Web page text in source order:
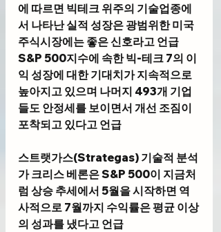
에 따르면 빅테크 위주의 기술업종에
서 나타난 실적 성장은 광범위한 미국
주식시장에는 좋은 신호라고 언급
S&P 500지수에 속한 빅-테크 7의 이
익 성장에 대한 기대치가 지속적으로
높아지고 있으며 나머지 493개 기업
들도 안정세를 보이면서 개선 조짐이
포착되고 있다고 언급
스트랫가스(Strategas) 기술적 분석
가 크리스 베론은 S&P 500이 지금처
럼 상승 추세에서 5월을 시작하면 역
사적으로 7월까지 수익률은 평균 이상
의 성과를 냈다고 언급